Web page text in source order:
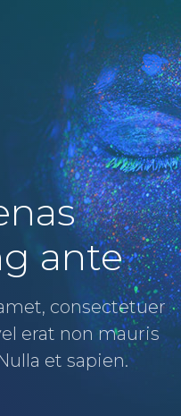
ante
consectetuer
erat non mauris
et sapien.